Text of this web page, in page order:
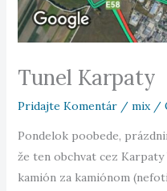
Tunel Karpaty
Pridajte Komentár / mix/
Pondelok poobede,
že ten obchvat cez
kamión za kamiónom